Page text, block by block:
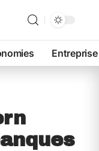
Entreprise